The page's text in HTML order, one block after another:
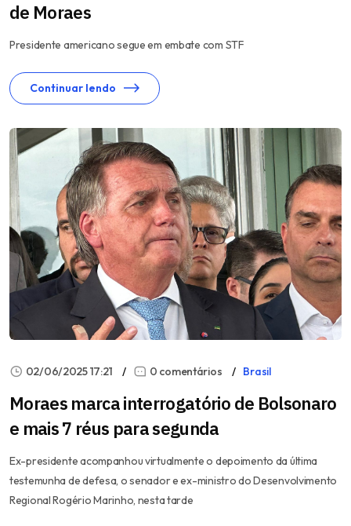
de Moraes
Presidente americano segue em embate com STF
Continuar lendo
02/06/2025 17:21 0 comentários Brasil
Moraes marca interrogatório de Bolsonaro
e mais 7 réus para segunda
Ex-presidente acompanhou virtualmente o depoimento da última
testemunha de defesa, o senador e ex-ministro do Desenvolvimento
Regional Rogério Marinho, nesta tarde